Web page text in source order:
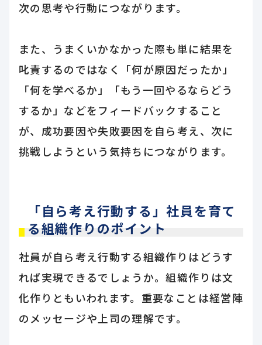
次の思考や行動につながります。
また、うまくいかなかった際も単に結果を
叱責するのではなく「何が原因だったか」
「何を学べるか」「もう一回やるならどう
するか」などをフィードバックすること
が、成功要因や失敗要因を自ら考え、次に
挑戦しようという気持ちにつながります。
「自ら考え行動する」社員を育て
る組織作りのポイント
社員が自ら考え行動する組織作りはどうす
れば実現できるでしょうか。組織作りは文
化作りともいわれます。重要なことは経営陣
のメッセージや上司の理解です。